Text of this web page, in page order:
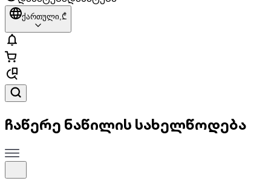
ქართული,₾
ჩაწერე ნაწილის სახელწოდება